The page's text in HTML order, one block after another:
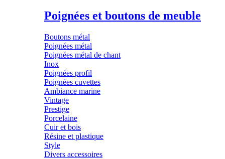
Poignées et boutons de meuble
Boutons métal
Poignées métal
Poignées métal de chant
Inox
Poignées profil
Poignées cuvettes
Ambiance marine
Vintage
Prestige
Porcelaine
Cuir et bois
Résine et plastique
Style
Divers accessoires